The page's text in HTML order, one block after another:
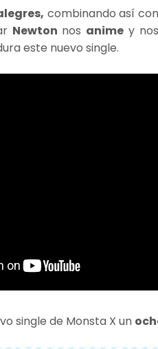
combinando así
Newton nos anime y
este nuevo single.
single de Monsta X un